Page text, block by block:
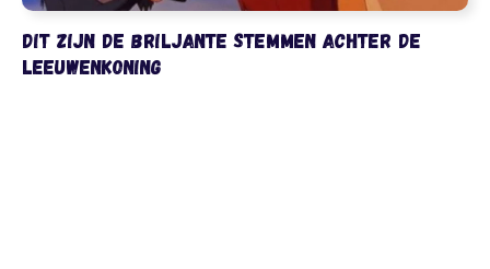
Dit zijn de briljante stemmen achter De
Leeuwenkoning